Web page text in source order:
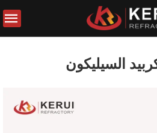
السيليكون